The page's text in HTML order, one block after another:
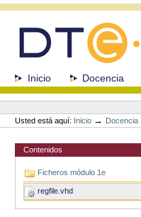
navegación
SeccionesInicio Docencia
Herramientas
Personales
Usted está aquí: Inicio → Docencia
Contenidos
Ficheros módulo 1e
regfile.vhd